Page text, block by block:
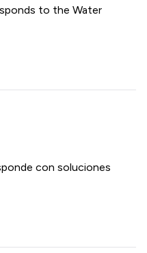
to the Water
con soluciones